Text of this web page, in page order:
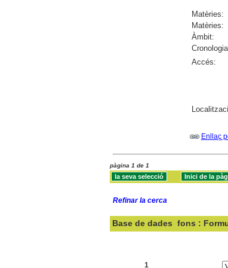
Matèries:
Matèries:
Àmbit:
Accés:
Enllaç
pàgina 1 de 1
Refinar la cerca
Base de dades fons :
1